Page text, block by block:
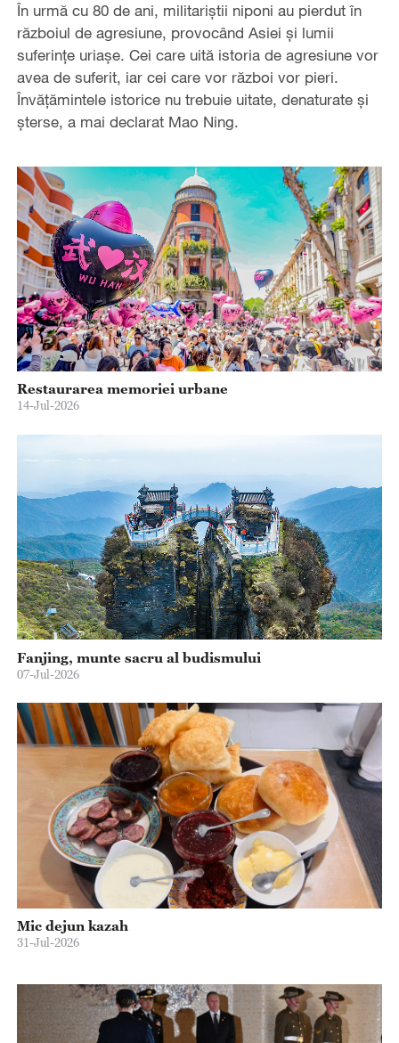
În urmă cu 80 de ani, militariștii niponi au pierdut în
războiul de agresiune, provocând Asiei și lumii
suferințe uriașe. Cei care uită istoria de agresiune vor
avea de suferit, iar cei care vor război vor pieri.
Învățămintele istorice nu trebuie uitate, denaturate și
șterse, a mai declarat Mao Ning.
Restaurarea memoriei urbane
14-Jul-2026
Fanjing, munte sacru al budismului
07-Jul-2026
Mic dejun kazah
31-Jul-2026